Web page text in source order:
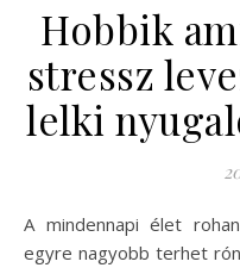
Hobbik
stressz
lelki
A mindennapi élet rohanása és a folyamatos kihívások
egyre nagyobb terhet